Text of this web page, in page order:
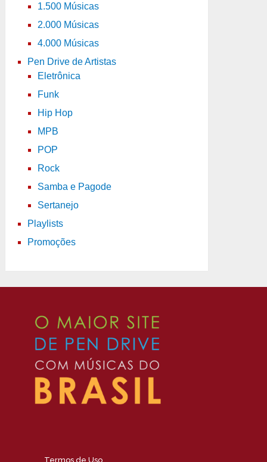
1.500 Músicas
2.000 Músicas
4.000 Músicas
Pen Drive de Artistas
Eletrônica
Funk
Hip Hop
MPB
POP
Rock
Samba e Pagode
Sertanejo
Playlists
Promoções
Termos de Uso